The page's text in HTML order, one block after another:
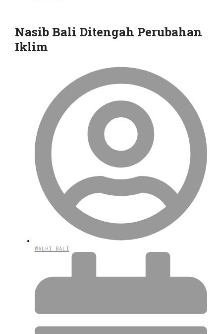
Nasib Bali Ditengah Perubahan
Iklim
WALHI BALI